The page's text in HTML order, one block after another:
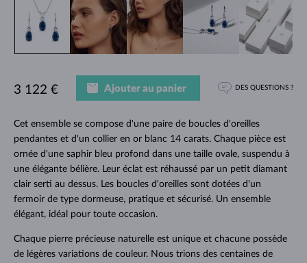
Cet ensemble se compose d'une paire de boucles d'oreilles
pendantes et d'un collier en or blanc 14 carats. Chaque pièce est
ornée d'une saphir bleu profond dans une taille ovale, suspendu à
une élégante bélière. Leur éclat est réhaussé par un petit diamant
clair serti au dessus. Les boucles d'oreilles sont dotées d'un
fermoir de type dormeuse, pratique et sécurisé. Un ensemble
élégant, idéal pour toute occasion.
Chaque pierre précieuse naturelle est unique et chacune possède
de légères variations de couleur. Nous trions des centaines de
3 122 € Ajouter au panier DES QUESTIONS ?